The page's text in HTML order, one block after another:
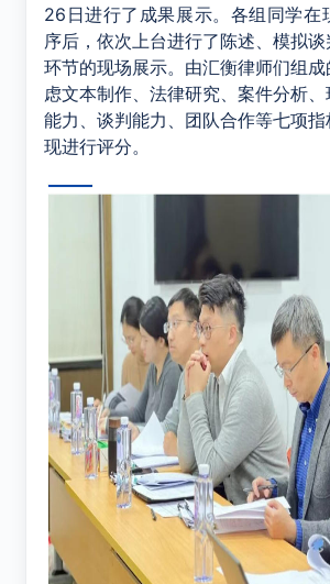
26 日进行了成果展示。各组同学在
序后，依次上台进行了陈述、模拟
环节的现场展示。由汇衡律师们组
虑文本制作、法律研究、案件分析
能力、谈判能力、团队合作等七项
现进行评分。